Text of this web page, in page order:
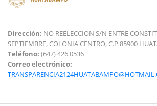
Dirección: NO REELECCION S/N ENTRE
SEPTIEMBRE, COLONIA CENTRO, C.P 85900
Teléfono: (647) 426 0536
Correo electrónico: